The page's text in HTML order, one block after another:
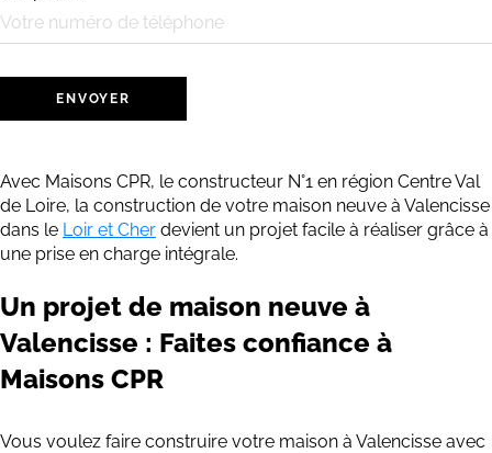
Avec Maisons CPR, le constructeur N°1 en région Centre Val
de Loire, la construction de votre maison neuve à Valencisse
dans le Loir et Cher devient un projet facile à réaliser grâce à
une prise en charge intégrale.
Un projet de maison neuve à
Valencisse : Faites confiance à
Maisons CPR
Vous voulez faire construire votre maison à Valencisse avec